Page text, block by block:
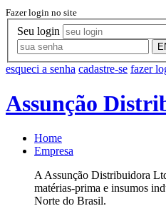
Fazer login no site
Seu login
esqueci a senha cadastre-se fazer
Assunção
Home
Empresa
A Assunção Distribuidora
matérias-prima e insumos
Norte do Brasil.